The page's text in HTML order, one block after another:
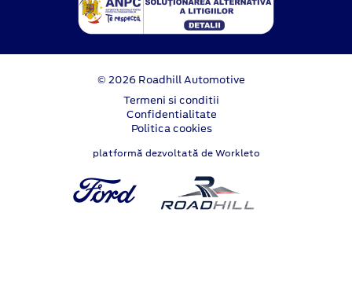
© 2026 Roadhill Automotive
Termeni si conditii
Confidentialitate
Politica cookies
platformă dezvoltată de Workleto